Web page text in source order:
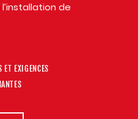
de
ET EXIGENCES